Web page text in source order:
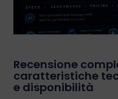
Recensione
caratteristiche
e disponibilità